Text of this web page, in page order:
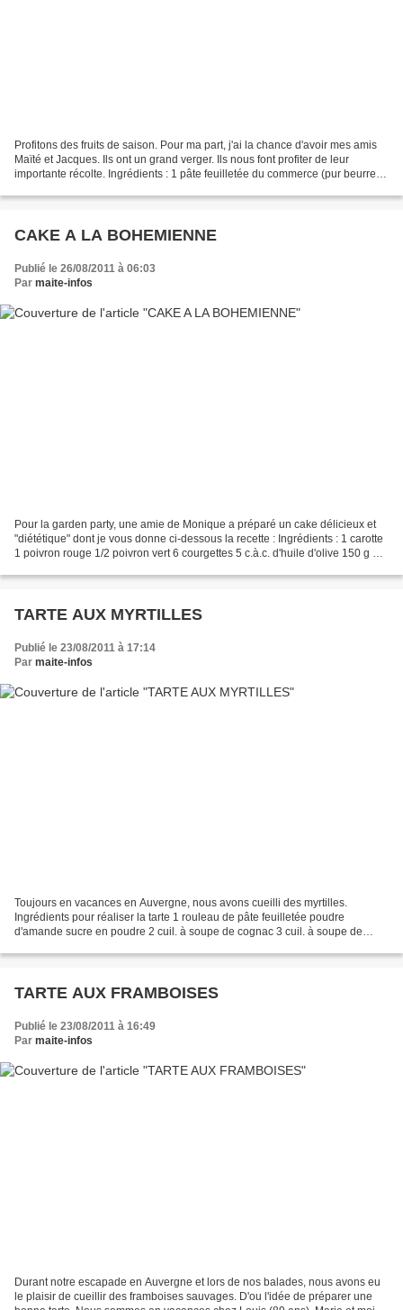
Profitons des fruits de saison. Pour ma part, j'ai la chance d'avoir mes amis
Maïté et Jacques. Ils ont un grand verger. Ils nous font profiter de leur
importante récolte. Ingrédients : 1 pâte feuilletée du commerce (pur beurre)
CAKE A LA BOHEMIENNE
Publié le 26/08/2011 à 06:03
Par maite-infos
Pour la garden party, une amie de Monique a préparé un cake délicieux et
"diététique" dont je vous donne ci-dessous la recette : Ingrédients : 1 carotte
1 poivron rouge 1/2 poivron vert 6 courgettes 5 c.à.c. d'huile d'olive 150 g de
TARTE AUX MYRTILLES
Publié le 23/08/2011 à 17:14
Par maite-infos
Toujours en vacances en Auvergne, nous avons cueilli des myrtilles.
Ingrédients pour réaliser la tarte 1 rouleau de pâte feuilletée poudre
d'amande sucre en poudre 2 cuil. à soupe de cognac 3 cuil. à soupe de
TARTE AUX FRAMBOISES
Publié le 23/08/2011 à 16:49
Par maite-infos
Durant notre escapade en Auvergne et lors de nos balades, nous avons eu
le plaisir de cueillir des framboises sauvages. D'ou l'idée de préparer une